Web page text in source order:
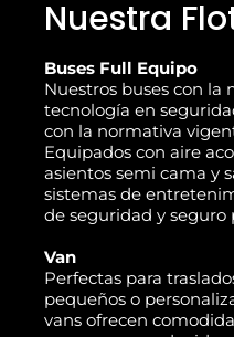
Nuestra
Buses Full Equipo
Nuestros buses con la
tecnología en
con la normativa
Equipados con aire
asientos semi cama y
sistemas de
de seguridad y seguro
Van
Perfectas para
pequeños o
vans ofrecen